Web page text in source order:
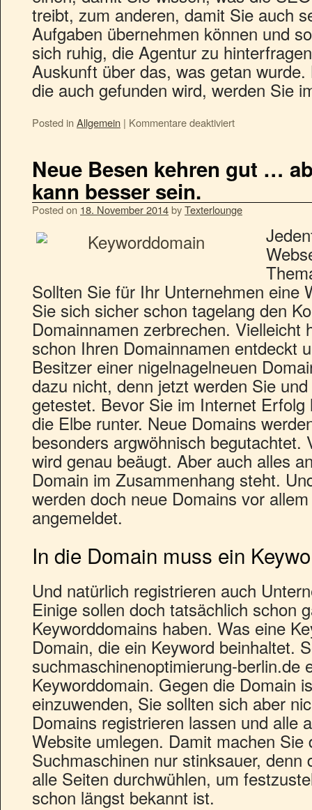
treibt, zum anderen, damit Sie auch
Aufgaben übernehmen können und
sich ruhig, die Agentur zu
Auskunft über das, was getan
die auch gefunden wird, werden Sie
Posted in Allgemein | Kommentare deaktiviert
Neue Besen kehren gut …
kann besser sein.
Posted on 18. November 2014byTexterlounge
Sollten Sie für Ihr Unternehmen eine
Sie sich sicher schon tagelang den
Domainnamen zerbrechen. Vielleicht
schon Ihren Domainnamen entdeckt
Besitzer einer nigelnagelneuen
dazu nicht, denn jetzt werden Sie
getestet. Bevor Sie im Internet
die Elbe runter. Neue Domains
besonders argwöhnisch begutachtet.
wird genau beäugt. Aber auch alles
Domain im Zusammenhang steht.
werden doch neue Domains vor
angemeldet.
In die Domain muss ein
Und natürlich registrieren auch
Einige sollen doch tatsächlich schon
Keyworddomains haben. Was eine
Domain, die ein Keyword beinhaltet.
suchmaschinenoptimierung-berlin.de
Keyworddomain. Gegen die Domain
einzuwenden, Sie sollten sich aber
Domains registrieren lassen und alle
Website umlegen. Damit machen Sie
Suchmaschinen nur stinksauer, denn
alle Seiten durchwühlen, um
schon längst bekannt ist.